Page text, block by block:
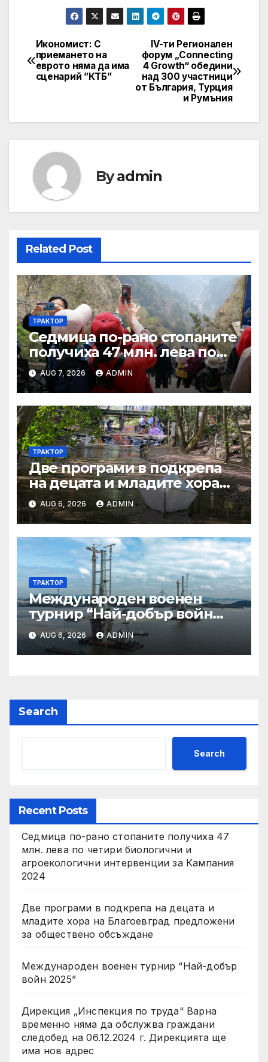
Post
navigation
IV-ти Регионален
форум „Connecting
4 Growth“ обедини
над 300 участници
от България, Турция
и Румъния
Икономист: С
приемането на
еврото няма да има
сценарий ”КТБ”
Byadmin
Related Post
ТРАКТОР
Седмица по-рано стопаните
получиха 47 млн. лева по
четири биологични и
агроекологични
интервенции за Кампания
2024
AUG 7, 2026 ADMIN
ТРАКТОР
Две програми в подкрепа
на децата и младите хора
на Благоевград
предложени за обществено
обсъждане
AUG 6, 2026 ADMIN
ТРАКТОР
Международен военен
турнир “Най-добър войн
2025”
AUG 6, 2026 ADMIN
Search
Search
Recent Posts
Седмица по-рано стопаните получиха 47
млн. лева по четири биологични и
агроекологични интервенции за Кампания
2024
Две програми в подкрепа на децата и
младите хора на Благоевград предложени
за обществено обсъждане
Международен военен турнир “Най-добър
войн 2025”
Дирекция „Инспекция по труда“ Варна
временно няма да обслужва граждани
следобед на 06.12.2024 г. Дирекцията ще
има нов адрес